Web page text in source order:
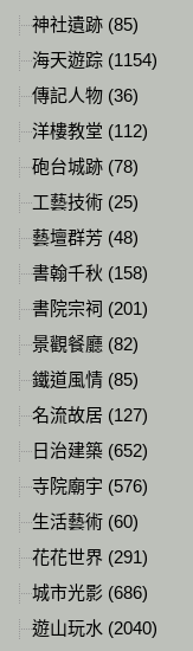
神社遺跡 (85)
海天遊踪 (1154)
傳記人物 (36)
洋樓教堂 (112)
砲台城跡 (78)
工藝技術 (25)
藝壇群芳 (48)
書翰千秋 (158)
書院宗祠 (201)
景觀餐廳 (82)
鐵道風情 (85)
名流故居 (127)
日治建築 (652)
寺院廟宇 (576)
生活藝術 (60)
花花世界 (291)
城市光影 (686)
遊山玩水 (2040)